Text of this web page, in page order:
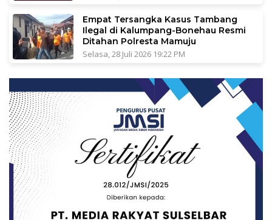
Empat Tersangka Kasus Tambang
Ilegal di Kalumpang-Bonehau Resmi
Ditahan Polresta Mamuju
Selasa, 28 Juli 2026 19:22 PM